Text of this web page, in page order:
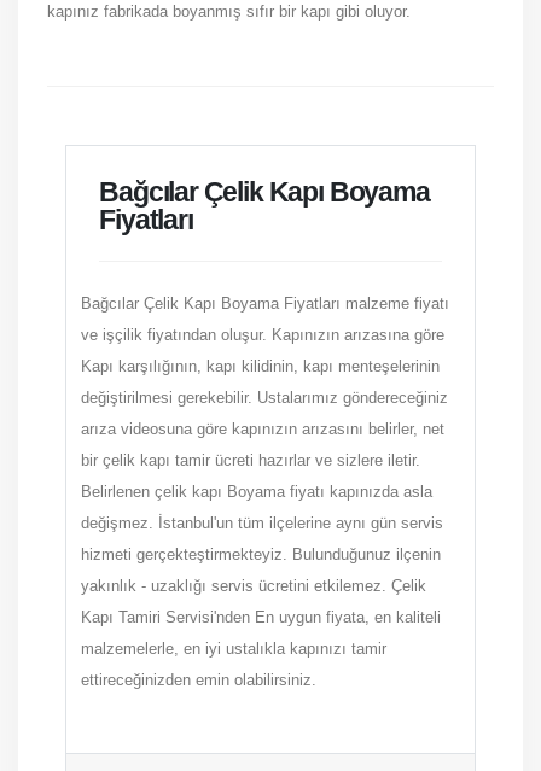
kapınız fabrikada boyanmış sıfır bir kapı gibi oluyor.
Bağcılar Çelik Kapı Boyama
Fiyatları
Bağcılar Çelik Kapı Boyama Fiyatları malzeme fiyatı
ve işçilik fiyatından oluşur. Kapınızın arızasına göre
Kapı karşılığının, kapı kilidinin, kapı menteşelerinin
değiştirilmesi gerekebilir. Ustalarımız göndereceğiniz
arıza videosuna göre kapınızın arızasını belirler, net
bir çelik kapı tamir ücreti hazırlar ve sizlere iletir.
Belirlenen çelik kapı Boyama fiyatı kapınızda asla
değişmez. İstanbul'un tüm ilçelerine aynı gün servis
hizmeti gerçekteştirmekteyiz. Bulunduğunuz ilçenin
yakınlık - uzaklığı servis ücretini etkilemez. Çelik
Kapı Tamiri Servisi'nden En uygun fiyata, en kaliteli
malzemelerle, en iyi ustalıkla kapınızı tamir
ettireceğinizden emin olabilirsiniz.